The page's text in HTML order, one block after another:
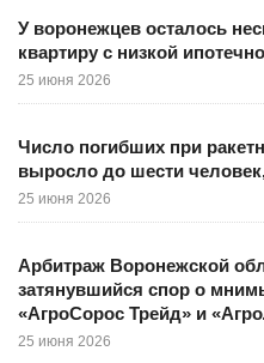
У воронежцев осталось
квартиру с низкой
25 июня 2026
Число погибших при
выросло до шести
25 июня 2026
Арбитраж Воронежской
затянувшийся спор о
«АгроСорос Трейд» и
25 июня 2026